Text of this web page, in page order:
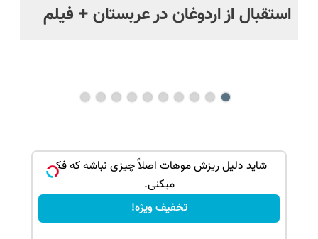
استقبال از اردوغان در عربستان + فیلم
شاید دلیل ریزش موهات اصلاً چیزی نباشه که فکر
میکنی.
تخفیف ویژه!